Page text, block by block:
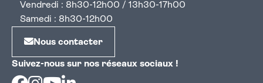
Vendredi : 8h30-12h00 / 13h30-17h00
Samedi : 8h30-12h00
Nous contacter
Suivez-nous sur nos réseaux sociaux !
Facebook
Instagram
Youtube